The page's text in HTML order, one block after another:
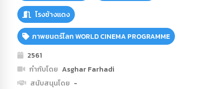
โรงช้างแดง
ภาพยนตร์โลก WORLD CINEMA PROGRAMME
2561
กำกับโดย Asghar Farhadi
สนับสนุนโดย -